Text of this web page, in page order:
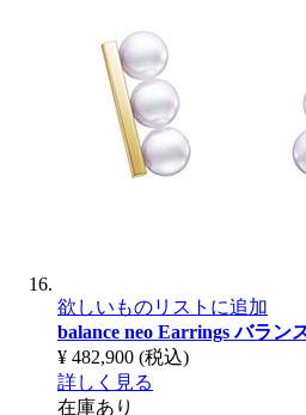
欲しいものリストに追加
balance neo Earringsバラン
¥ 482,900 (税込)
詳しく見る
在庫あり